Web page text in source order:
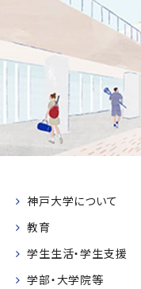
神戸大学について
教育
学生生活・学生支援
学部・大学院等